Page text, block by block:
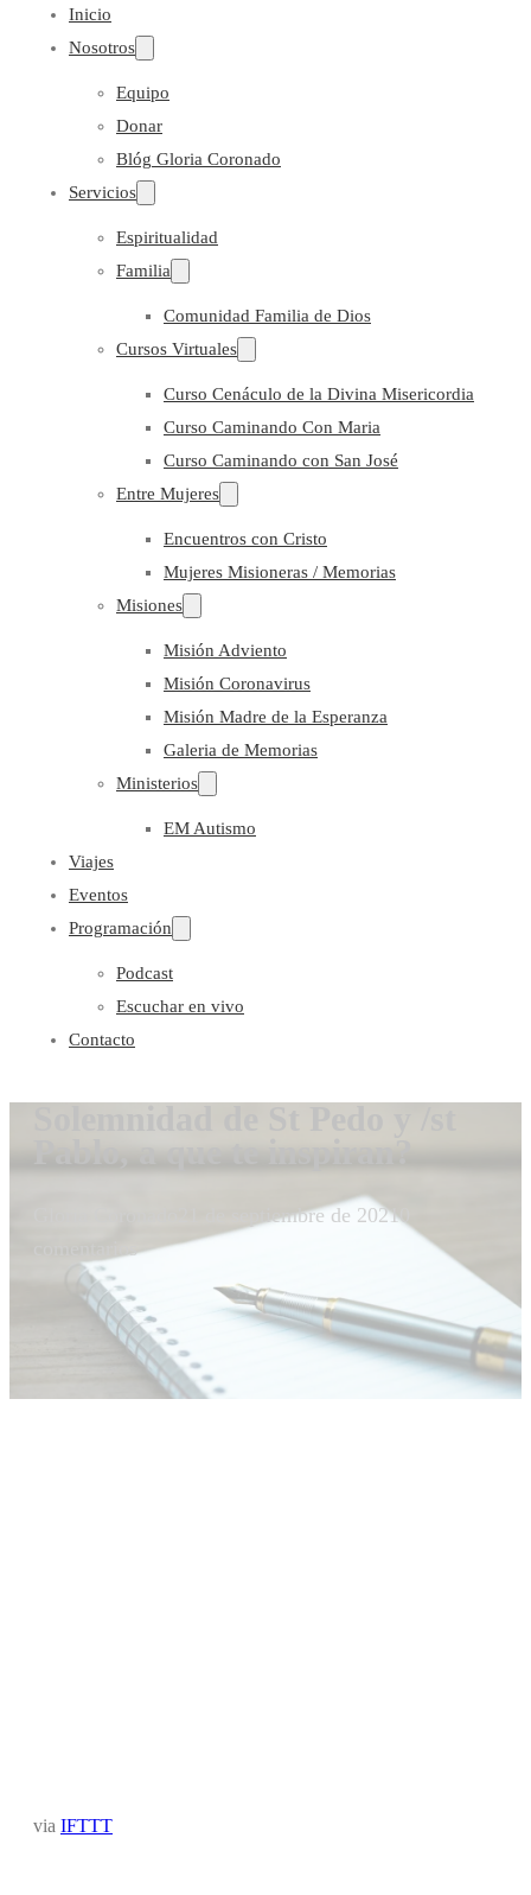
Inicio
Nosotros
Equipo
Donar
Blóg Gloria Coronado
Servicios
Espiritualidad
Familia
Comunidad Familia de Dios
Cursos Virtuales
Curso Cenáculo de la Divina Misericordia
Curso Caminando Con Maria
Curso Caminando con San José
Entre Mujeres
Encuentros con Cristo
Mujeres Misioneras / Memorias
Misiones
Misión Adviento
Misión Coronavirus
Misión Madre de la Esperanza
Galeria de Memorias
Ministerios
EM Autismo
Viajes
Eventos
Programación
Podcast
Escuchar en vivo
Contacto
Pablo, a que te inspiran?
21 de septiembre de 20210
comentarios
via IFTTT